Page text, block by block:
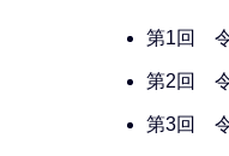
第1回 令
第2回 令
第3回 令